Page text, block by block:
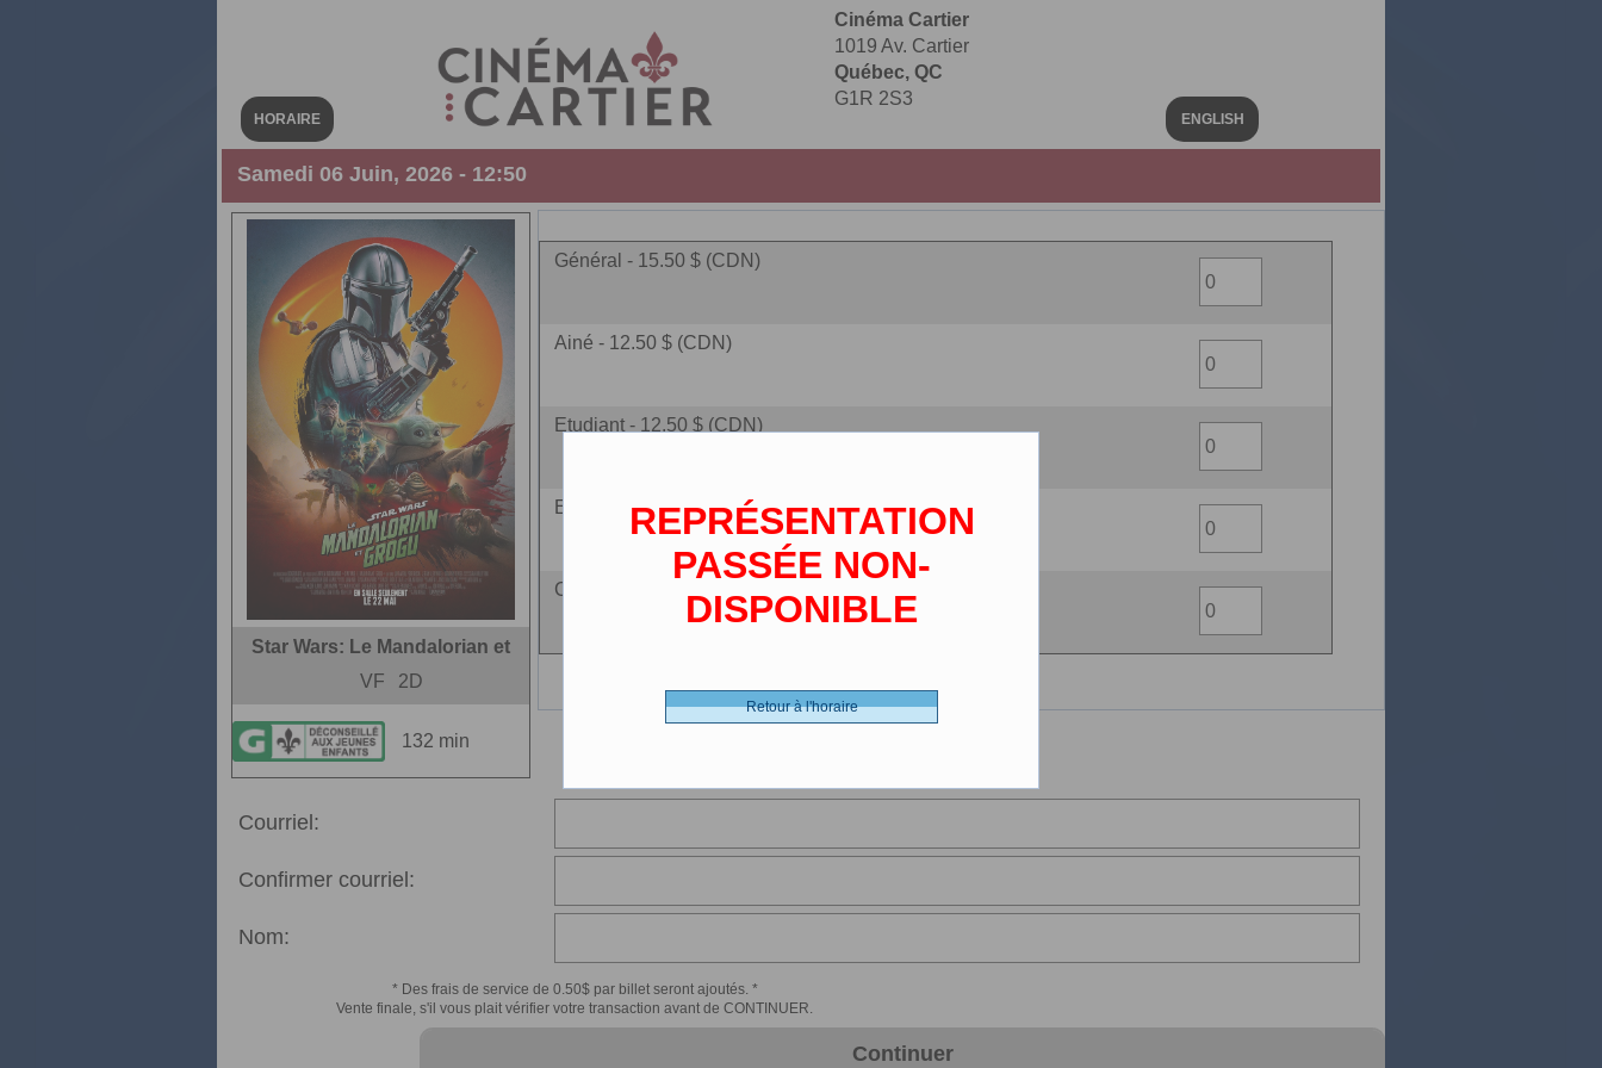
HORAIRE
Cinéma Cartier
1019 Av. Cartier
Québec, QC
G1R 2S3
ENGLISH
Samedi 06 Juin, 2026 - 12:50
Star Wars: Le Mandalorian et
VF
2D
132 min
Général - 15.50 $ (CDN)
Ainé - 12.50 $ (CDN)
Etudiant - 12.50 $ (CDN)
Enfant - 10.00 $ (CDN)
Ciné-carte - 0.00 $ (CDN)
Courriel:
Confirmer courriel:
Nom:
* Des frais de service de 0.50$ par billet seront ajoutés. *
Vente finale, s'il vous plait vérifier votre transaction avant de CONTINUER.
Continuer
REPRÉSENTATION
PASSÉE NON-
DISPONIBLE
Retour à l'horaire